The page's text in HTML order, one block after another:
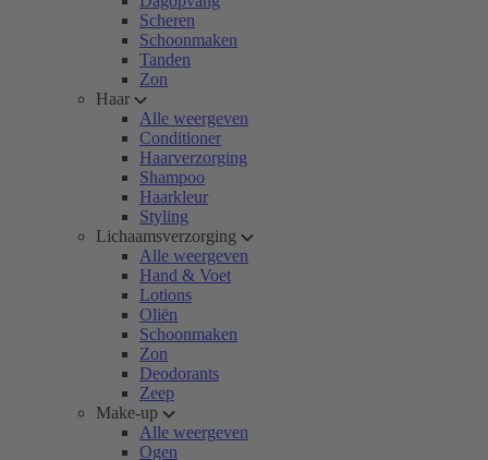
Scheren
Schoonmaken
Tanden
Zon
Haar
Alle weergeven
Conditioner
Haarverzorging
Shampoo
Haarkleur
Styling
Lichaamsverzorging
Alle weergeven
Hand & Voet
Lotions
Oliën
Schoonmaken
Zon
Deodorants
Zeep
Make-up
Alle weergeven
Ogen